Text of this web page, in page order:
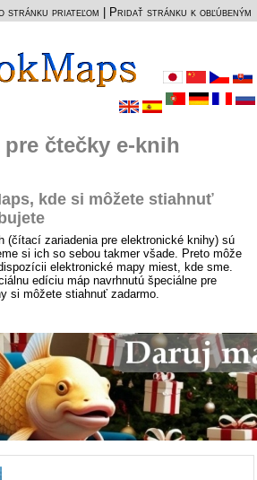
stránku priateľom Pridať stránku k obľúbeným
čtečky e-knih
kde si môžete stiahnuť
(čítací zariadenia pre elektronické knihy) sú
si ich so sebou takmer všade. Preto môže
elektronické mapy miest, kde sme.
edíciu máp navrhnutú špeciálne pre
si môžete stiahnuť zadarmo.